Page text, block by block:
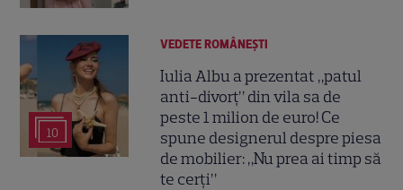
10
VEDETE ROMÂNEŞTI
Iulia Albu a prezentat „patul
anti-divorț” din vila sa de
peste 1 milion de euro! Ce
spune designerul despre piesa
de mobilier: „Nu prea ai timp să
te cerți”